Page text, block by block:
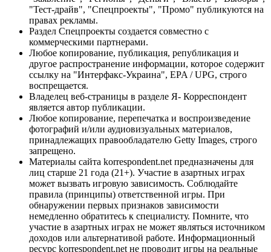
"Тест-драйв", "Спецпроекты", "Промо" публикуются на
правах рекламы.
Раздел Спецпроекты создается совместно с
коммерческими партнерами.
Любое копирование, публикация, републикация и
другое распространение информации, которое содержит
ссылку на "Интерфакс-Украина", EPA / UPG, строго
воспрещается.
Владелец веб-страницы в разделе Я- Корреспондент
является автор публикации.
Любое копирование, перепечатка и воспроизведение
фотографий и/или аудиовизуальных материалов,
принадлежащих правообладателю Getty Images, строго
запрещено.
Материалы сайта korrespondent.net предназначены для
лиц старше 21 года (21+). Участие в азартных играх
может вызвать игровую зависимость. Соблюдайте
правила (принципы) ответственной игры. При
обнаружении первых признаков зависимости
немедленно обратитесь к специалисту. Помните, что
участие в азартных играх не может являться источником
доходов или альтернативой работе. Информационный
ресурс korrespondent.net не проводит игры на реальные